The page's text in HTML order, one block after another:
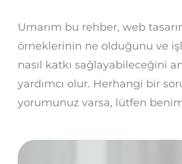
Umarım bu rehber, web
örneklerinin ne olduğunu ve
nasıl katkı sağlayabileceğini
yardımcı olur. Herhangi bir
yorumunuz varsa, lütfen